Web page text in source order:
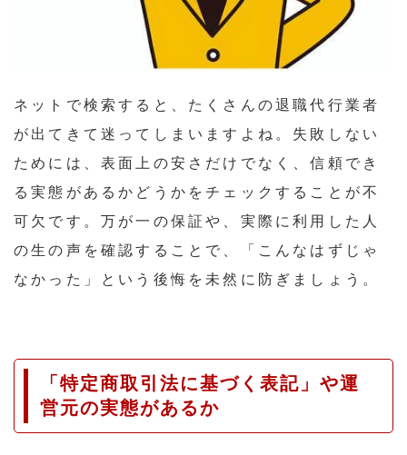
ネットで検索すると、たくさんの退職代行業者
が出てきて迷ってしまいますよね。失敗しない
ためには、表面上の安さだけでなく、信頼でき
る実態があるかどうかをチェックすることが不
可欠です。万が一の保証や、実際に利用した人
の生の声を確認することで、「こんなはずじゃ
なかった」という後悔を未然に防ぎましょう。
「特定商取引法に基づく表記」や運
営元の実態があるか